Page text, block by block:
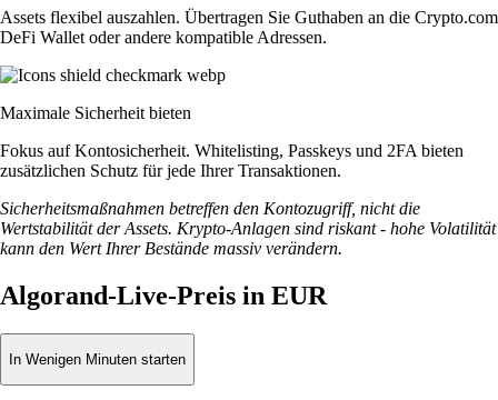
Assets flexibel auszahlen. Übertragen Sie Guthaben an die Crypto.com
DeFi Wallet oder andere kompatible Adressen.
Maximale Sicherheit bieten
Fokus auf Kontosicherheit. Whitelisting, Passkeys und 2FA bieten
zusätzlichen Schutz für jede Ihrer Transaktionen.
Sicherheitsmaßnahmen betreffen den Kontozugriff, nicht die
Wertstabilität der Assets. Krypto-Anlagen sind riskant - hohe Volatilität
kann den Wert Ihrer Bestände massiv verändern.
Algorand-Live-Preis in EUR
In Wenigen Minuten starten